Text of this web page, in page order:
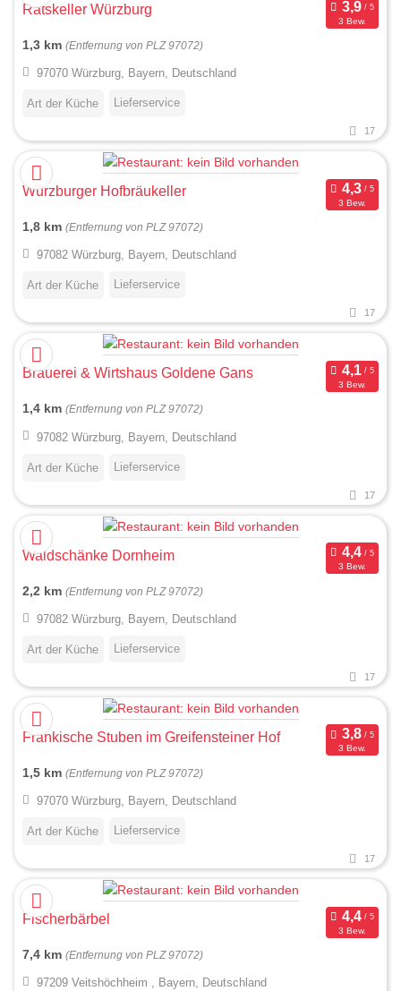
Ratskeller Würzburg
3 Bew.
1,3 km (Entfernung von PLZ 97072)
97070 Würzburg, Bayern, Deutschland
Art der Küche Lieferservice
17
Würzburger Hofbräukeller
3 Bew.
1,8 km (Entfernung von PLZ 97072)
97082 Würzburg, Bayern, Deutschland
Art der Küche Lieferservice
17
Brauerei & Wirtshaus Goldene Gans
3 Bew.
1,4 km (Entfernung von PLZ 97072)
97082 Würzburg, Bayern, Deutschland
Art der Küche Lieferservice
17
Waldschänke Dornheim
3 Bew.
2,2 km (Entfernung von PLZ 97072)
97082 Würzburg, Bayern, Deutschland
Art der Küche Lieferservice
17
Fränkische Stuben im Greifensteiner Hof
3 Bew.
1,5 km (Entfernung von PLZ 97072)
97070 Würzburg, Bayern, Deutschland
Art der Küche Lieferservice
17
Fischerbärbel
3 Bew.
7,4 km (Entfernung von PLZ 97072)
97209 Veitshöchheim , Bayern, Deutschland